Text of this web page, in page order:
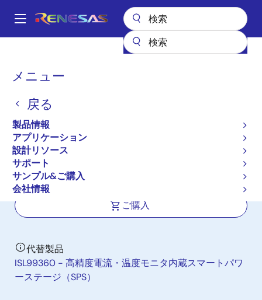
ン
Main
メニュー
戻る
製品情報
アプリケーション
設計リソース
サポート
サンプル&ご購入
会社情報
パ
く
ず
パワー & パワーマネジメント
マルチフェーズ電源
ISL99227
新規採用非推奨品
高精度電流および温度モニタ内蔵、ス
マート電力段(SPS)モジュール
ご購入
代替製品
ISL99360 - 高精度電流・温度モニタ内蔵スマートパワ
ーステージ（SPS）